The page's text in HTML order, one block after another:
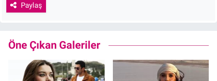
Paylaş
Öne Çıkan Galeriler